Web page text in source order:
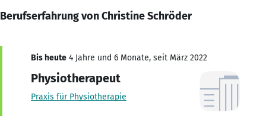
Berufserfahrung von Christine Schröder
Bis heute 4 Jahre und 6 Monate, seit März 2022
Physiotherapeut
Praxis für Physiotherapie